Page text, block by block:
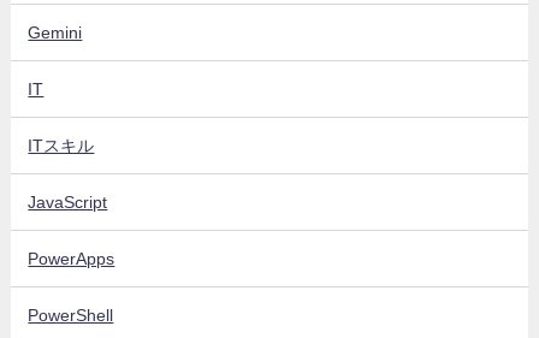
Gemini
IT
ITスキル
JavaScript
PowerApps
PowerShell